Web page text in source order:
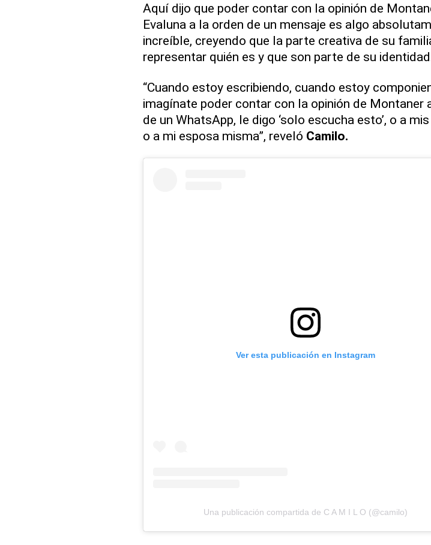
Aquí dijo que poder contar con la opinión de
Evaluna a la orden de un mensaje es algo
increíble, creyendo que la parte creativa de su
representar quién es y que son parte de su
“Cuando estoy escribiendo, cuando estoy
imagínate poder contar con la opinión de Montaner
de un WhatsApp, le digo ‘solo escucha esto’, o a
o a mi esposa misma”, reveló Camilo.
Ver esta publicación en Instagram
Una publicación compartida de C A M I L O (@camilo)